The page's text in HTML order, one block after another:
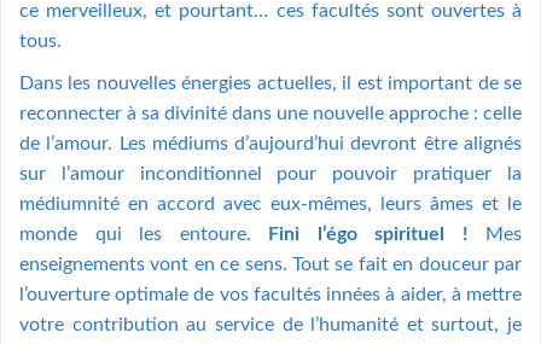
ce merveilleux, et pourtant… ces facultés sont ouvertes à
tous.
Dans les nouvelles énergies actuelles, il est important de se
reconnecter à sa divinité dans une nouvelle approche : celle
de l’amour. Les médiums d’aujourd’hui devront être alignés
sur l’amour inconditionnel pour pouvoir pratiquer la
médiumnité en accord avec eux-mêmes, leurs âmes et le
monde qui les entoure.
Fini l’égo spirituel ! Mes
enseignements vont en ce sens. Tout se fait en douceur par
l’ouverture optimale de vos facultés innées à aider, à mettre
votre contribution au service de l’humanité et surtout, je